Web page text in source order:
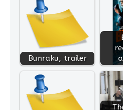
Bunraku, trailer